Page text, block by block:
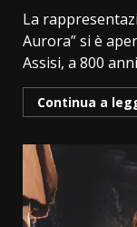
La
Aurora” si è
Assisi, a 800
Continua a